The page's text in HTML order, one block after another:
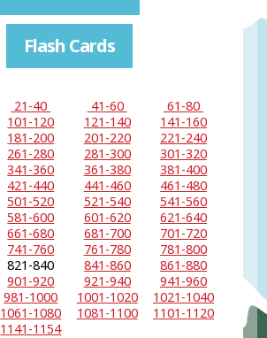
Flash Cards
21-40 41-60
61-80
101-120 121-140
141-160
181-200 201-220
221-240
261-280 281-300
301-320
341-360 361-380
381-400
421-440 441-460
461-480
501-520 521-540
541-560
581-600 601-620
621-640
661-680 681-700
701-720
741-760 761-780
781-800
821-840 841-860
861-880
901-920 921-940
941-960
981-1000 1001-1020
1021-1040
1061-1080 1081-1100
1101-1120
1141-1154